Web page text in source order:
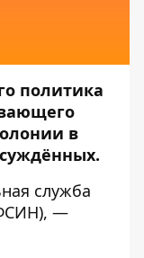
политика
в
служба
), —